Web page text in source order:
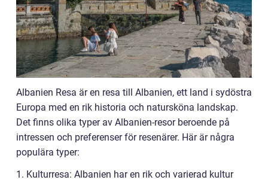
Albanien Resa är en resa till Albanien, ett land i sydöstra
Europa med en rik historia och natursköna landskap.
Det finns olika typer av Albanien-resor beroende på
intressen och preferenser för resenärer. Här är några
populära typer:
1. Kulturresa: Albanien har en rik och varierad kultur